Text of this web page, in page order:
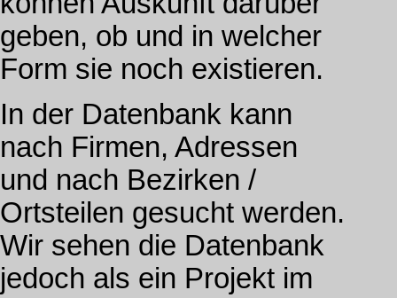
geben, ob und in welcher
Form sie noch existieren.
In der Datenbank kann
nach Firmen, Adressen
und nach Bezirken /
Ortsteilen gesucht werden.
Wir sehen die Datenbank
jedoch als ein Projekt im